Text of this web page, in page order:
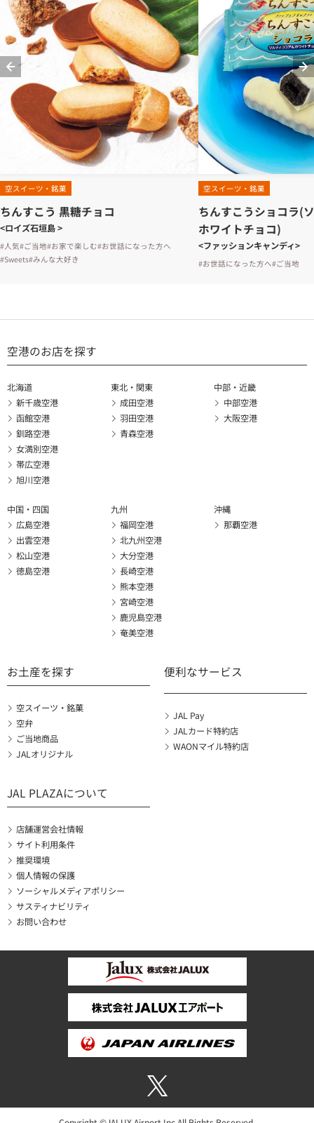
空スイーツ・銘菓
ちんすこう 黒糖チョコ
<ロイズ石垣島 >
#人気#ご当地#お家で楽しむ#お世話になった方へ
#Sweets#みんな大好き
空スイーツ・銘菓
ちんすこうショコラ(
ホワイトチョコ)
<ファッションキャンディ>
#お世話になった方へ#ご当地
空港のお店を探す
北海道
新千歳空港
函館空港
釧路空港
女満別空港
帯広空港
旭川空港
東北・関東
成田空港
羽田空港
青森空港
中部・近畿
中部空港
大阪空港
中国・四国
広島空港
出雲空港
松山空港
徳島空港
九州
福岡空港
北九州空港
大分空港
長崎空港
熊本空港
宮崎空港
鹿児島空港
奄美空港
沖縄
那覇空港
お土産を探す
空スイーツ・銘菓
空弁
ご当地商品
JALオリジナル
便利なサービス
JAL Pay
JALカード特約店
WAONマイル特約店
JAL PLAZAについて
店舗運営会社情報
サイト利用条件
推奨環境
個人情報の保護
ソーシャルメディアポリシー
サスティナビリティ
お問い合わせ